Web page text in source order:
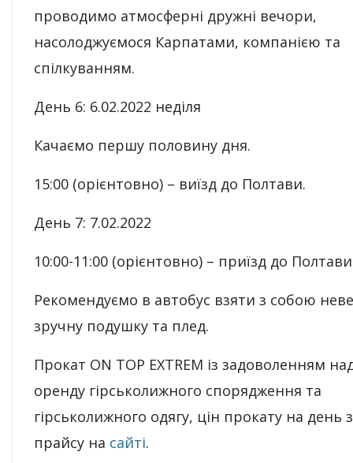
проводимо атмосферні дружні вечори,
насолоджуємося Карпатами, компанією та
спілкуванням.
День 6: 6.02.2022 неділя
Качаємо першу половину дня.
15:00 (орієнтовно) – виїзд до Полтави.
День 7: 7.02.2022
10:00-11:00 (орієнтовно) – приїзд до
Рекомендуємо в автобус взяти з собою
зручну подушку та плед.
Прокат ON TOP EXTREM із задоволенням
оренду гірськолижного спорядження та
гірськолижного одягу, цін прокату на день
прайсу на сайті.